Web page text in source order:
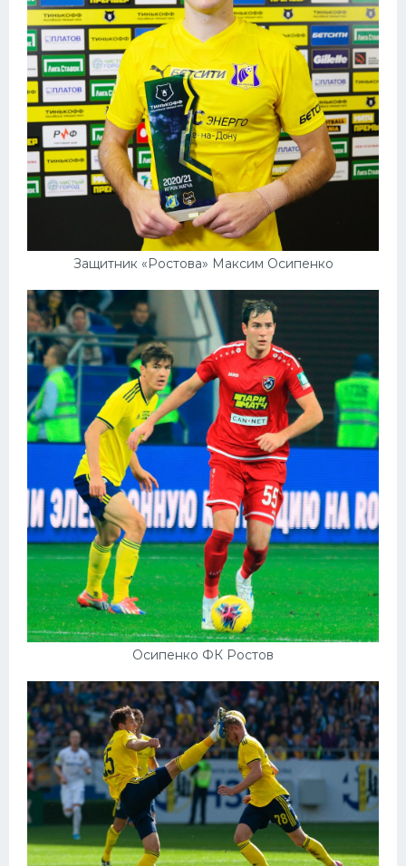
Защитник «Ростова» Максим Осипенко
Осипенко ФК Ростов